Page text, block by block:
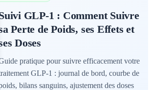
GLP-1 : Comment Suivre
Perte de Poids, ses Effets et
Doses
pratique pour suivre efficacement votre
GLP-1 : journal de bord, courbe de
bilans sanguins, ajustement des doses